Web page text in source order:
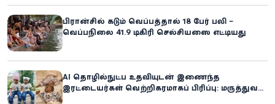
பிரான்சில் கடும் வெப்பத்தால் 18 பேர் பலி –
வெப்பநிலை 41.9 டிகிரி செல்சியஸை எட்டியது
AI தொழில்நுட்ப உதவியுடன் இணைந்த
இரட்டையர்கள் வெற்றிகரமாகப் பிரிப்பு: மருத்துவ